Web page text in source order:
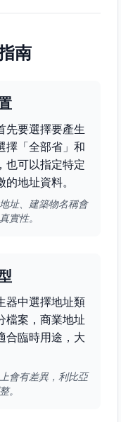
南
先要選擇要產生
擇「全部省」和
也可以指定特定
地址資料。
址、建築物名稱會
實性。
器中選擇地址類
檔案，商業地址
合臨時用途，大
會有差異，利比亞
。